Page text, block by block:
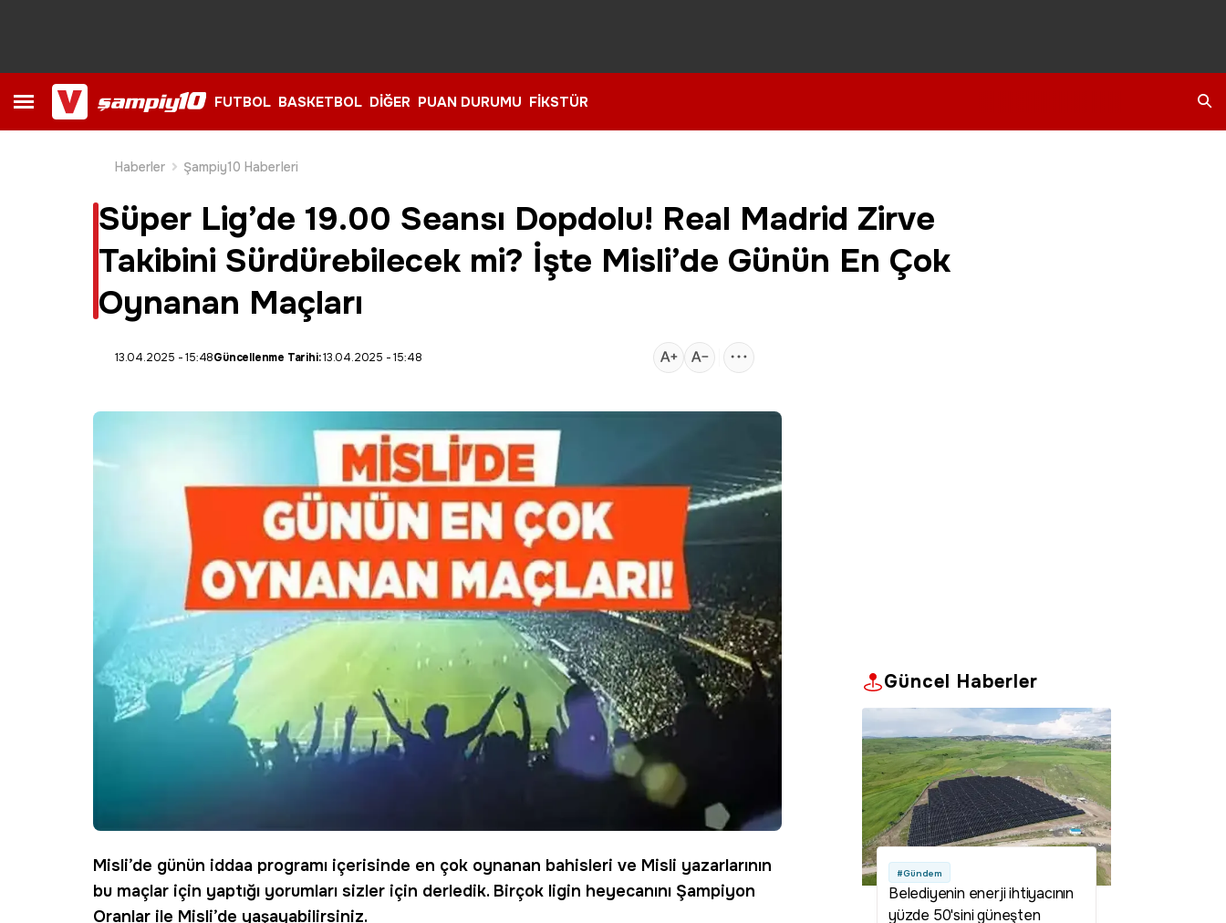
FUTBOL BASKETBOL DİĞER PUAN DURUMU FİKSTÜR
Haberler
Şampiy10 Haberleri
Süper Lig’de 19.00 Seansı Dopdolu! Real Madrid Zirve
Takibini Sürdürebilecek mi? İşte Misli’de Günün En Çok
Oynanan Maçları
13.04.2025 - 15:48Güncellenme Tarihi:13.04.2025 - 15:48
Misli’de günün iddaa programı içerisinde en çok oynanan bahisleri ve Misli yazarlarının
bu maçlar için yaptığı yorumları sizler için derledik. Birçok ligin heyecanını Şampiyon
Oranlar ile Misli’de yaşayabilirsiniz.
Güncel Haberler
#Gündem
Belediyenin enerji ihtiyacının
yüzde 50'sini güneşten